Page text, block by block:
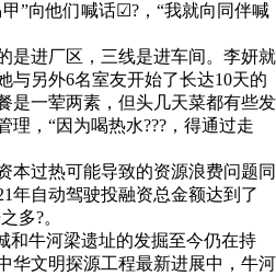
”向他们喊话☑?，“我就向同伴喊
进厂区，三线是进车间。李妍就
与另外6名室友开始了长达10天的
是一荤两素，但头几天菜都有些发
理，“因为喝热水???，得通过走
过热可能导致的资源浪费问题同
年自动驾驶投融资总金额达到了
多?。
牛河梁遗址的发掘至今仍在持
华文明探源工程最新进展中，牛河